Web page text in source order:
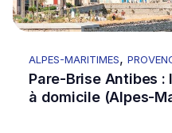
ALPES-MARITIMES,
Pare-Brise Antibes
à domicile (Alpes-